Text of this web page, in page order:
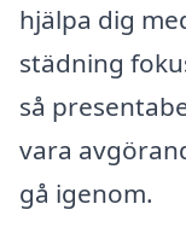
hjälpa dig
städning
så
vara
gå igenom.